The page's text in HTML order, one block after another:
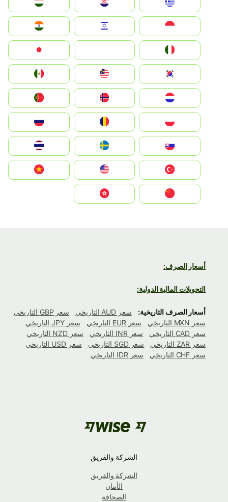
Hrvatska
Magyarország
Indonesia
South Korea
Nederland
Portugal
România
Slovensko
United States
Vietnam
أسعار الصرف:
التحويلات المالية الدولية:
أسعار الصرف التاريخية: سعر AUD التاريخي
سعر GBP التاريخي
سعر MXN التاريخي
سعر EUR التاريخي
سعر JPY التاريخي
سعر CAD التاريخي
سعر INR التاريخي
سعر NZD التاريخي
سعر ZAR التاريخي
سعر SGD التاريخي
سعر USD التاريخي
سعر CHF التاريخي
سعر IDR التاريخي
الشركة والفريق
الشركة والفريق
الأمان
الصحافة